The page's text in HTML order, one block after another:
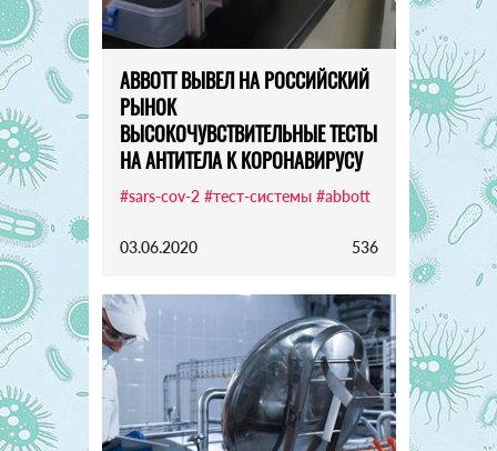
ABBOTT ВЫВЕЛ НА РОССИЙСКИЙ
РЫНОК
ВЫСОКОЧУВСТВИТЕЛЬНЫЕ ТЕСТЫ
НА АНТИТЕЛА К КОРОНАВИРУСУ
#sars-cov-2 #тест-системы #abbott
03.06.2020 536